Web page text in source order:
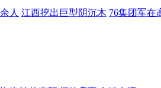
人 江西挖出巨型阴沉木 76集团军在